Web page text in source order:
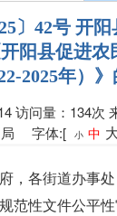
〕42号 开
阳县促进农
2025年）
访问量：134次
局 字体:[
小 中
，各街道办事处
范性文件公平